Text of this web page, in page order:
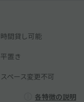
時間貸し可能
平置き
スペース変更不可
各特徴の説明